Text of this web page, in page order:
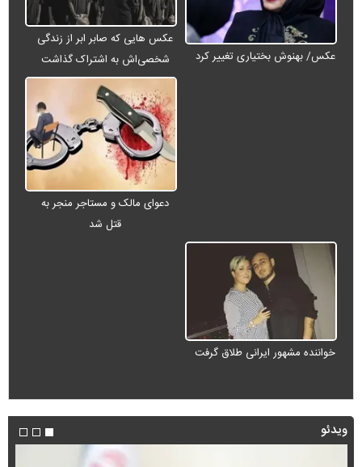
عکس/ بهنوش بختیاری تغییر کرد
عکس هایی که صابر ابر از زندگی
شخصی‌اش به اشتراک گذاشت
دعوای مالک و مستاجر منجر به
قتل شد
خواننده مشهور ایرانی طلاق گرفت
ویدئو